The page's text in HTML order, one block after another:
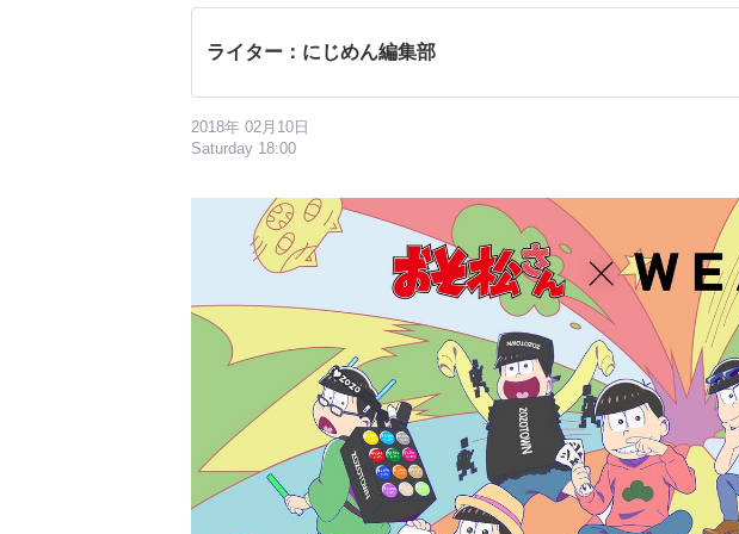
ライター：にじめん編集部
2018年 02月10日
Saturday 18:00